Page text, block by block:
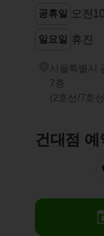
공휴일 오전
일요일 휴진
서울특별시
7층
(2호선/7호
건대점